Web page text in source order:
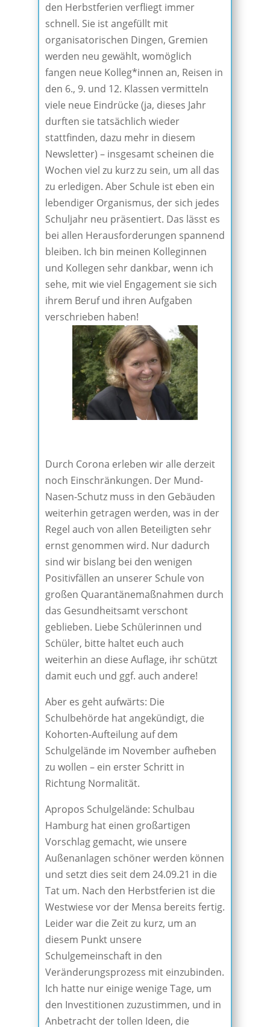
den Herbstferien verfliegt immer
schnell. Sie ist angefüllt mit
organisatorischen Dingen, Gremien
werden neu gewählt, womöglich
fangen neue Kolleg*innen an, Reisen in
den 6., 9. und 12. Klassen vermitteln
viele neue Eindrücke (ja, dieses Jahr
durften sie tatsächlich wieder
stattfinden, dazu mehr in diesem
Newsletter) – insgesamt scheinen die
Wochen viel zu kurz zu sein, um all das
zu erledigen. Aber Schule ist eben ein
lebendiger Organismus, der sich jedes
Schuljahr neu präsentiert. Das lässt es
bei allen Herausforderungen spannend
bleiben. Ich bin meinen Kolleginnen
und Kollegen sehr dankbar, wenn ich
sehe, mit wie viel Engagement sie sich
ihrem Beruf und ihren Aufgaben
verschrieben haben!
Durch Corona erleben wir alle derzeit
noch Einschränkungen. Der Mund-
Nasen-Schutz muss in den Gebäuden
weiterhin getragen werden, was in der
Regel auch von allen Beteiligten sehr
ernst genommen wird. Nur dadurch
sind wir bislang bei den wenigen
Positivfällen an unserer Schule von
großen Quarantänemaßnahmen durch
das Gesundheitsamt verschont
geblieben. Liebe Schülerinnen und
Schüler, bitte haltet euch auch
weiterhin an diese Auflage, ihr schützt
damit euch und ggf. auch andere!
Aber es geht aufwärts: Die
Schulbehörde hat angekündigt, die
Kohorten-Aufteilung auf dem
Schulgelände im November aufheben
zu wollen – ein erster Schritt in
Richtung Normalität.
Apropos Schulgelände: Schulbau
Hamburg hat einen großartigen
Vorschlag gemacht, wie unsere
Außenanlagen schöner werden können
und setzt dies seit dem 24.09.21 in die
Tat um. Nach den Herbstferien ist die
Westwiese vor der Mensa bereits fertig.
Leider war die Zeit zu kurz, um an
diesem Punkt unsere
Schulgemeinschaft in den
Veränderungsprozess mit einzubinden.
Ich hatte nur einige wenige Tage, um
den Investitionen zuzustimmen, und in
Anbetracht der tollen Ideen, die